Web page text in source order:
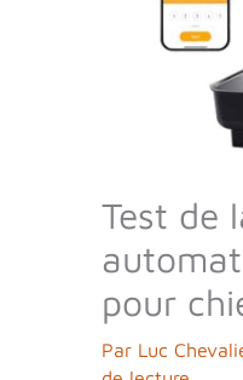
Test de
pour
Par Luc